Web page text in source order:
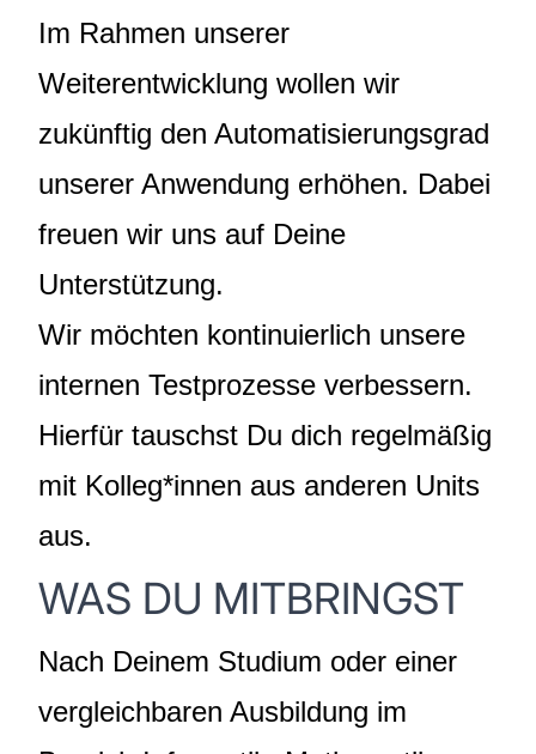
Im Rahmen unserer
Weiterentwicklung wollen wir
zukünftig den Automatisierungsgrad
unserer Anwendung erhöhen. Dabei
freuen wir uns auf Deine
Unterstützung.
Wir möchten kontinuierlich unsere
internen Testprozesse verbessern.
Hierfür tauschst Du dich regelmäßig
mit Kolleg*innen aus anderen Units
aus.
WAS DU MITBRINGST
Nach Deinem Studium oder einer
vergleichbaren Ausbildung im